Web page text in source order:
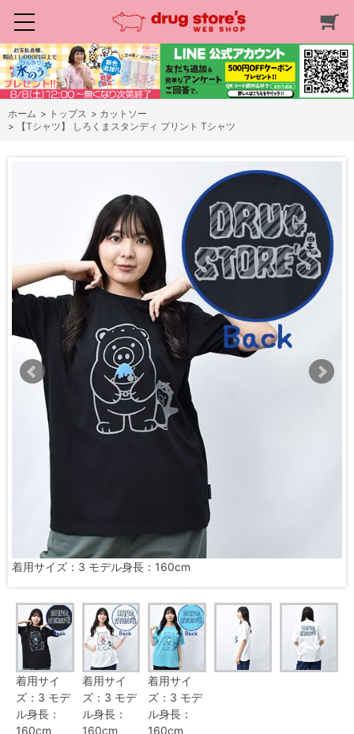
ホーム > トップス > カットソー
>
【Tシャツ】 しろくまスタンディ プリント Tシャツ
着用サイズ：3 モデル身長：160cm
着用サイ
ズ：3 モデ
ル身長：
160cm
着用サイ
ズ：3 モデ
ル身長：
160cm
着用サイ
ズ：3 モデ
ル身長：
160cm